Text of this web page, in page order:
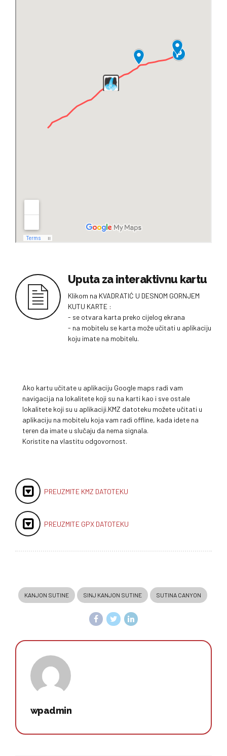
Uputa za interaktivnu kartu
Klikom na KVADRATIĆ U DESNOM GORNJEM
KUTU KARTE :
- se otvara karta preko cijelog ekrana
- na mobitelu se karta može učitati u aplikaciju
koju imate na mobitelu.
Ako kartu učitate u aplikaciju Google maps radi vam
navigacija na lokalitete koji su na karti kao i sve ostale
lokalitete koji su u aplikaciji.KMZ datoteku možete učitati u
aplikaciju na mobitelu koja vam radi offline, kada idete na
teren da imate u slučaju da nema signala.
Koristite na vlastitu odgovornost.
PREUZMITE KMZ DATOTEKU
PREUZMITE GPX DATOTEKU
KANJON SUTINE SINJ KANJON SUTINE SUTINA CANYON
wpadmin